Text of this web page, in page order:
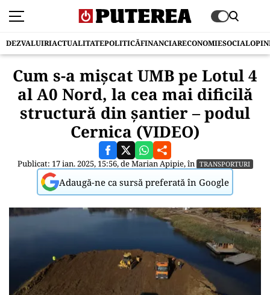
DEZVALUIRIACTUALITATEPOLITICĂFINANCIARECONOMIESOCIAL
Cum s-a mișcat UMB pe Lotul 4
al A0 Nord, la cea mai dificilă
structură din șantier – podul
Cernica (VIDEO)
Publicat: 17 ian. 2025, 15:56, deMarian Apipie, în TRANSPORTURI
Adaugă-ne ca sursă preferată în Google